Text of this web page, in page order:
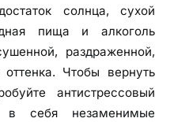
солнца, сухой
пища и алкоголь
раздраженной,
Чтобы вернуть
антистрессовый
в себя незаменимые